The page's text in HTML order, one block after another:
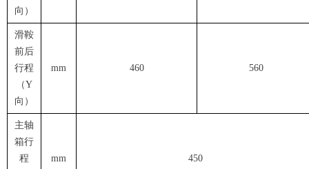
向）
滑鞍
前后
行程
（Y
向）
mm 460 560
主轴
箱行
程
mm 450